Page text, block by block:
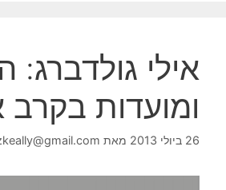
אילי
ומועדות
26 ביולי 2013 מאת